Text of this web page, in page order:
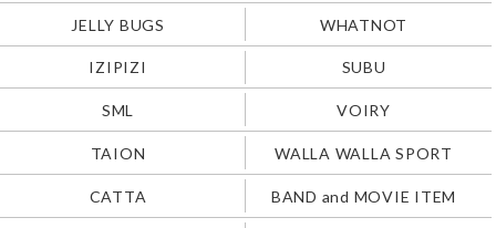
JELLY BUGS WHATNOT
IZIPIZI SUBU
SML VOIRY
TAION WALLA WALLA SPORT
CATTA BAND and MOVIE ITEM